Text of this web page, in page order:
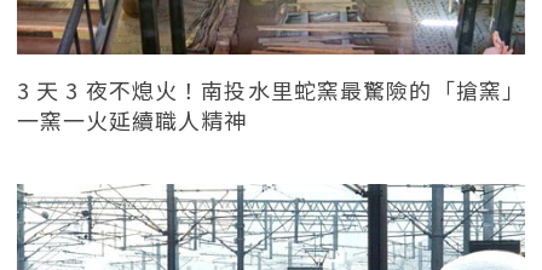
3 天 3 夜不熄火！南投水里蛇窯最驚險的「搶窯」
一窯一火延續職人精神